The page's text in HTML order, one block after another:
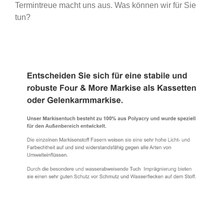
Termintreue macht uns aus. Was können wir für Sie
tun?